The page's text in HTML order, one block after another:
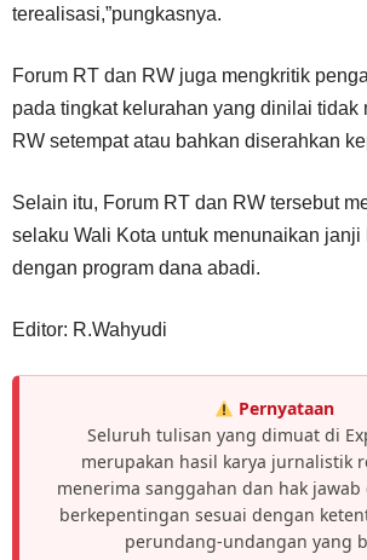
terealisasi,”pungkasnya.
Forum RT dan RW juga mengkritik
pada tingkat kelurahan yang dinilai tidak
RW setempat atau bahkan diserahkan
Selain itu, Forum RT dan RW tersebut
selaku Wali Kota untuk menunaikan janji
dengan program dana abadi.
Editor: R.Wahyudi
Pernyataan
Seluruh tulisan yang dimuat di
merupakan hasil karya jurnalistik
menerima sanggahan dan hak
berkepentingan sesuai dengan
perundang-undangan yang